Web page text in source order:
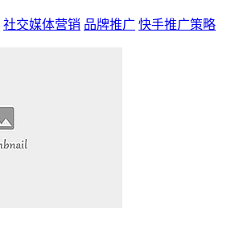
社交媒体营销 品牌推广 快手推广策略